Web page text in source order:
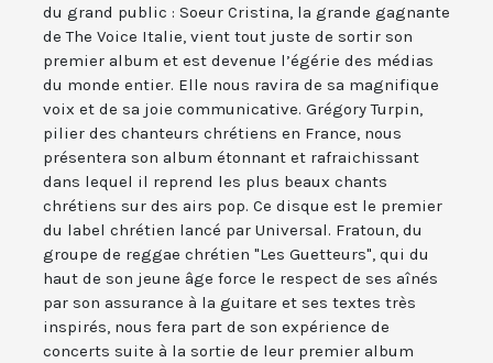
du grand public : Soeur Cristina, la grande gagnante
de The Voice Italie, vient tout juste de sortir son
premier album et est devenue l’égérie des médias
du monde entier. Elle nous ravira de sa magnifique
voix et de sa joie communicative. Grégory Turpin,
pilier des chanteurs chrétiens en France, nous
présentera son album étonnant et rafraichissant
dans lequel il reprend les plus beaux chants
chrétiens sur des airs pop. Ce disque est le premier
du label chrétien lancé par Universal. Fratoun, du
groupe de reggae chrétien "Les Guetteurs", qui du
haut de son jeune âge force le respect de ses aînés
par son assurance à la guitare et ses textes très
inspirés, nous fera part de son expérience de
concerts suite à la sortie de leur premier album